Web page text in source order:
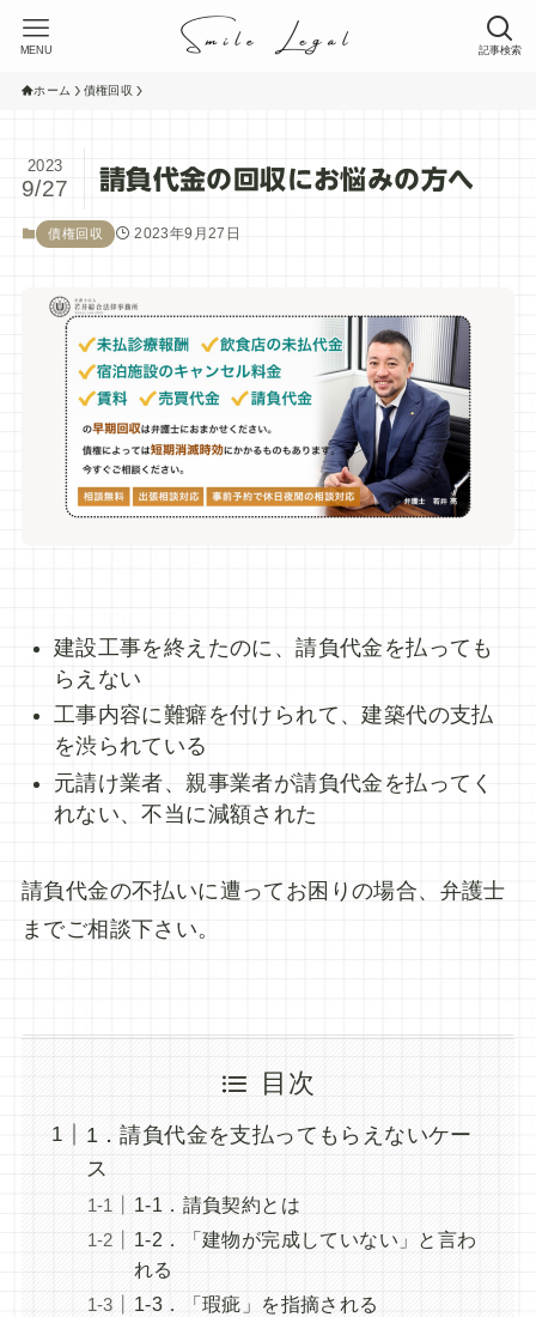
記事検索
MENU
ホーム 債権回収
請負代金の回収にお悩みの方へ
2023
9/27
債権回収 2023年9月27日
建設工事を終えたのに、請負代金を払っても
らえない
工事内容に難癖を付けられて、建築代の支払
を渋られている
元請け業者、親事業者が請負代金を払ってく
れない、不当に減額された
請負代金の不払いに遭ってお困りの場合、弁護士
までご相談下さい。
目次
1．請負代金を支払ってもらえないケー
ス
1-1．請負契約とは
1-2．「建物が完成していない」と言わ
れる
1-3．「瑕疵」を指摘される